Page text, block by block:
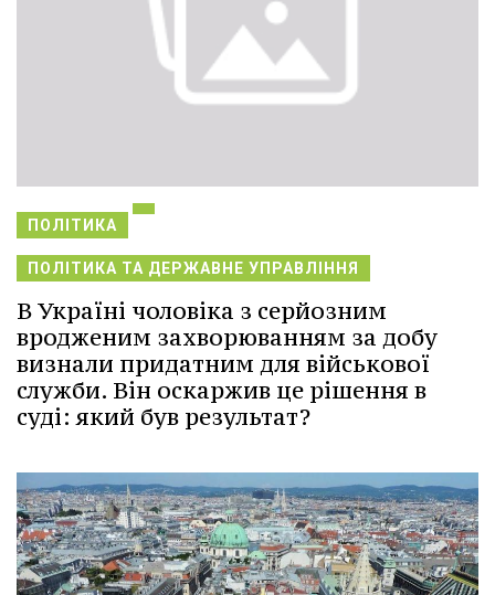
ПОЛІТИКА
ПОЛІТИКА ТА ДЕРЖАВНЕ УПРАВЛІННЯ
В Україні чоловіка з серйозним
вродженим захворюванням за добу
визнали придатним для військової
служби. Він оскаржив це рішення в
суді: який був результат?